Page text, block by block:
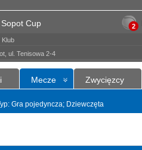
Cup 2
Klub
ul. Tenisowa 2-4
Mecze Zwycięzcy
Gra pojedyncza; Dziewczęta